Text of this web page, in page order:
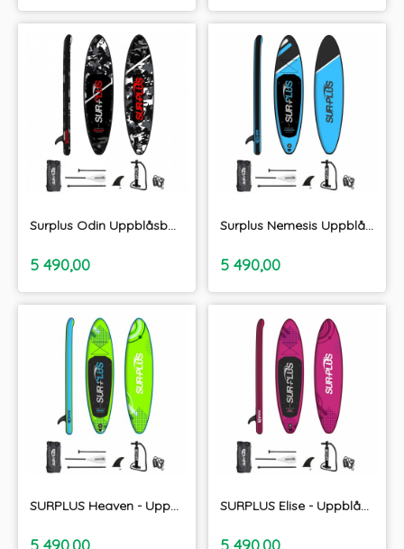
Surplus Odin Uppblåsbara SUP paket 10'8"
Pris
5 490,00moms
Surplus Nemesis Uppblåsbara SUP paket 10'8"
Pris
5 490,00moms
SURPLUS Heaven - Uppblåsbara SUP paket 9'9"
Pris
5 490,00
SURPLUS Elise - Uppblåsbara SUP paket 9'9"
Pris
5 490,00